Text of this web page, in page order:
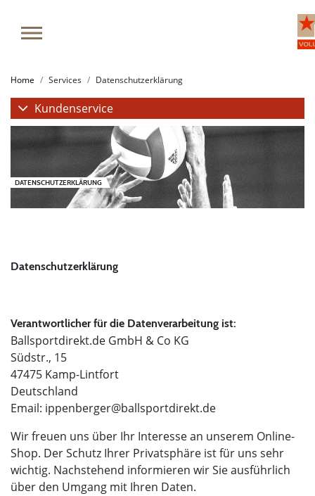
Home Services Datenschutzerklärung
Kundenservice
DATENSCHUTZERKLÄRUNG
Datenschutzerklärung
Verantwortlicher für die Datenverarbeitung ist:
Ballsportdirekt.de GmbH & Co KG
Südstr., 15
47475 Kamp-Lintfort
Deutschland
Email: ippenberger@ballsportdirekt.de
Wir freuen uns über Ihr Interesse an unserem Online-
Shop. Der Schutz Ihrer Privatsphäre ist für uns sehr
wichtig. Nachstehend informieren wir Sie ausführlich
über den Umgang mit Ihren Daten.